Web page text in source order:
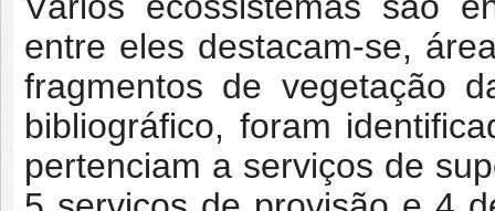
entre eles destacam-se,
fragmentos de vegetação
bibliográfico, foram
pertenciam a serviços de